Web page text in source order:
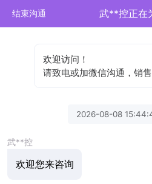
结束沟通 武**控正在
欢迎访问！
请致电或加微信沟通，销
2026-08-08
武**控
欢迎您来咨询